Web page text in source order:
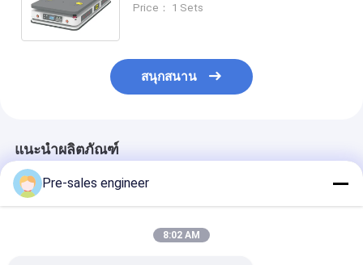
การขนส่งอุตสาหกรรม
Price： 1 Sets
สนุกสนาน
แนะนำผลิตภัณฑ์
Pre-sales engineer
8:02 AM